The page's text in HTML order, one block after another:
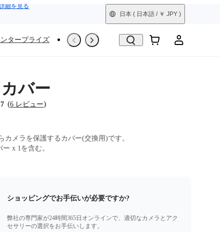
細を見る
日本 ( 日本語 / ￥ JPY )
タープライズ 撮影シーン Trade-In 整備済製品
バー
(6 レビュー)
カメラを保護するカバー(交換用)です。
x 1を含む。
ショッピングでお手伝いが必要ですか?
弊社の専門家が24時間365日オンラインで、適切なカメラとアク
セサリーの選択をお手伝いします。